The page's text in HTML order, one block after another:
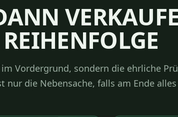
Vordergrund, sondern die ehrliche
nur die Nebensache, falls am Ende